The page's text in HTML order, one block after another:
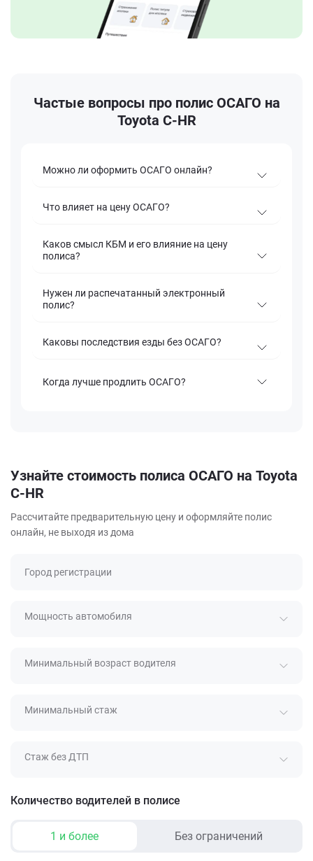
Частые вопросы про полис ОСАГО на
Toyota C-HR
Можно ли оформить ОСАГО онлайн?
Что влияет на цену ОСАГО?
Каков смысл КБМ и его влияние на цену
полиса?
Нужен ли распечатанный электронный
полис?
Каковы последствия езды без ОСАГО?
Когда лучше продлить ОСАГО?
Узнайте стоимость полиса ОСАГО на Toyota
C-HR
Рассчитайте предварительную цену и оформляйте полис
онлайн, не выходя из дома
Город регистрации
Мощность автомобиля
Минимальный возраст водителя
Минимальный стаж
Стаж без ДТП
Количество водителей в полисе
1 и более Без ограничений